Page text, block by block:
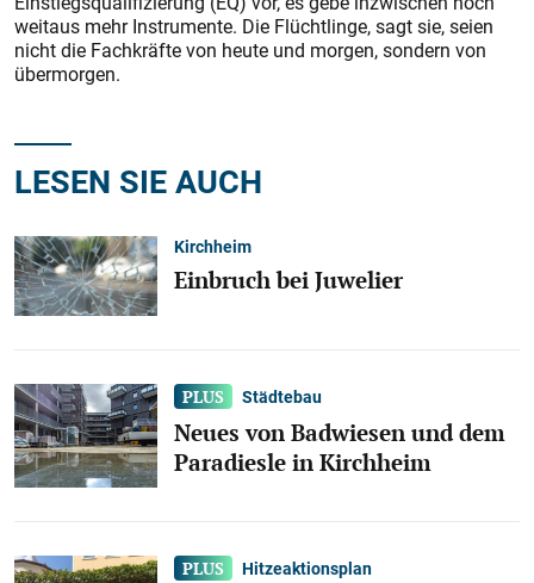
weitaus mehr Instrumente. Die Flüchtlinge, sagt sie, seien
nicht die Fachkräfte von heute und morgen, sondern von
übermorgen.
LESEN SIE AUCH
Kirchheim
Einbruch bei Juwelier
Städtebau
Neues von Badwiesen und dem
Paradiesle in Kirchheim
Hitzeaktionsplan